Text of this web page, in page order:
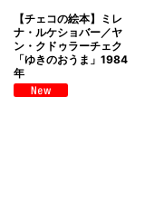
【チェコの絵本】ミレ
ナ・ルケショバー／ヤ
ン・クドゥラーチェク
「ゆきのおうま」1984
年